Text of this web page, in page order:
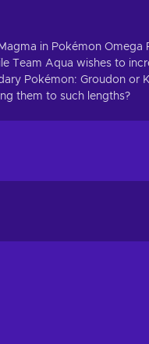
in Pokémon
Team Aqua wishes to
Pokémon: Groudon or
them to such lengths?